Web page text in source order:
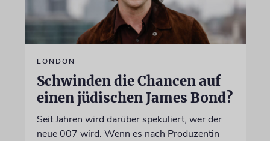
LONDON
Schwinden die Chancen auf
einen jüdischen James Bond?
Seit Jahren wird darüber spekuliert, wer der
neue 007 wird. Wenn es nach Produzentin